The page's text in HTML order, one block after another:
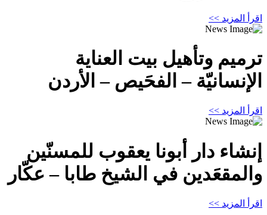
اقرأ المزيد >>
ترميم وتأهيل بيت العناية
الإنسانيّة – الفحَيص – الأردن
اقرأ المزيد >>
إنشاء دار أبونا يعقوب للمسنّين
والمقعَدين في الشيخ طابا – عكّار
اقرأ المزيد >>